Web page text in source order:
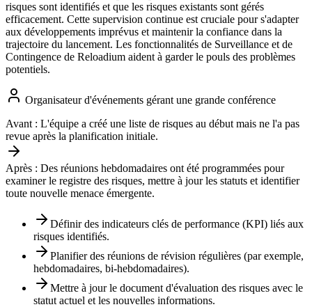
risques sont identifiés et que les risques existants sont gérés
efficacement. Cette supervision continue est cruciale pour s'adapter
aux développements imprévus et maintenir la confiance dans la
trajectoire du lancement. Les fonctionnalités de Surveillance et de
Contingence de Reloadium aident à garder le pouls des problèmes
potentiels.
Organisateur d'événements gérant une grande conférence
Avant : L'équipe a créé une liste de risques au début mais ne l'a pas
revue après la planification initiale.
Après : Des réunions hebdomadaires ont été programmées pour
examiner le registre des risques, mettre à jour les statuts et identifier
toute nouvelle menace émergente.
Définir des indicateurs clés de performance (KPI) liés aux
risques identifiés.
Planifier des réunions de révision régulières (par exemple,
hebdomadaires, bi-hebdomadaires).
Mettre à jour le document d'évaluation des risques avec le
statut actuel et les nouvelles informations.